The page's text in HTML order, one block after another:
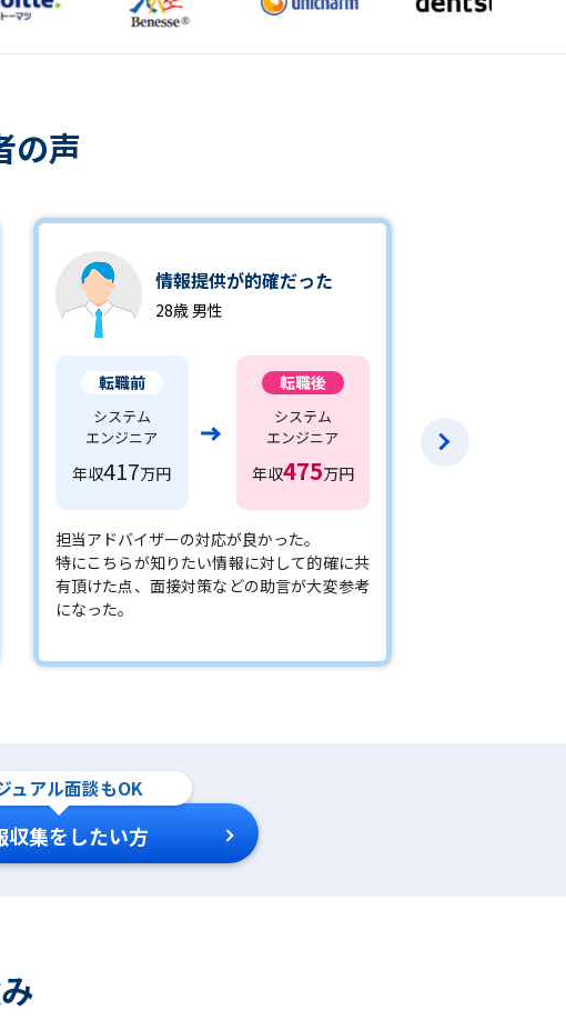
の声
情報提供が的確だった
28歳 男性
転職前
システム
エンジニア
年収417万円
転職後
システム
エンジニア
年収475万円
担当アドバイザーの対応が良かった。
特にこちらが知りたい情報に対して的確に共
有頂けた点、面接対策などの助言が大変参考
になった。
ュアル面談もOK
収集をしたい方